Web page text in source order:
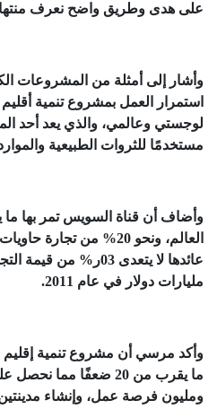
على هدى وطريق واضح نعرف
وأشار إلى أمثلة من المشروعات
استمرار العمل بمشروع تنمية
لوجستي وعالمي، والذي يعد أحد
مستخدمًا للثروات الطبيعية
العالم، ونحو 20% من
مليارات دولار في عام 2011.
وأكد مرسي أن مشروع تنمية
ما يقرب من 20 ضعفًا
ومليون فرصة عمل، وإنشاء